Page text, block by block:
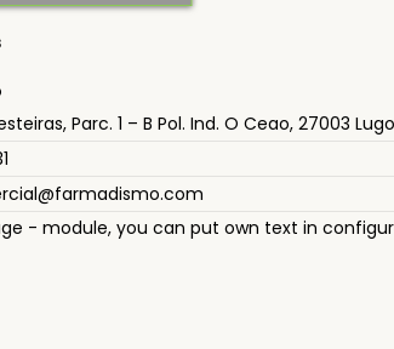
Parc. 1 – B Pol. Ind. O Ceao, 27003 Lugo
- module, you can put own text in